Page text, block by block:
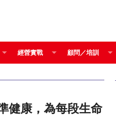
經營實戰 顧問／培訓